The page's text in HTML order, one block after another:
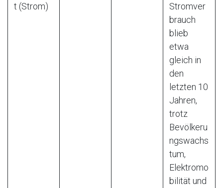
t (Strom)
Stromver
brauch
blieb
etwa
gleich in
den
letzten 10
Jahren,
trotz
Bevölkeru
ngswachs
tum,
Elektromo
bilität und